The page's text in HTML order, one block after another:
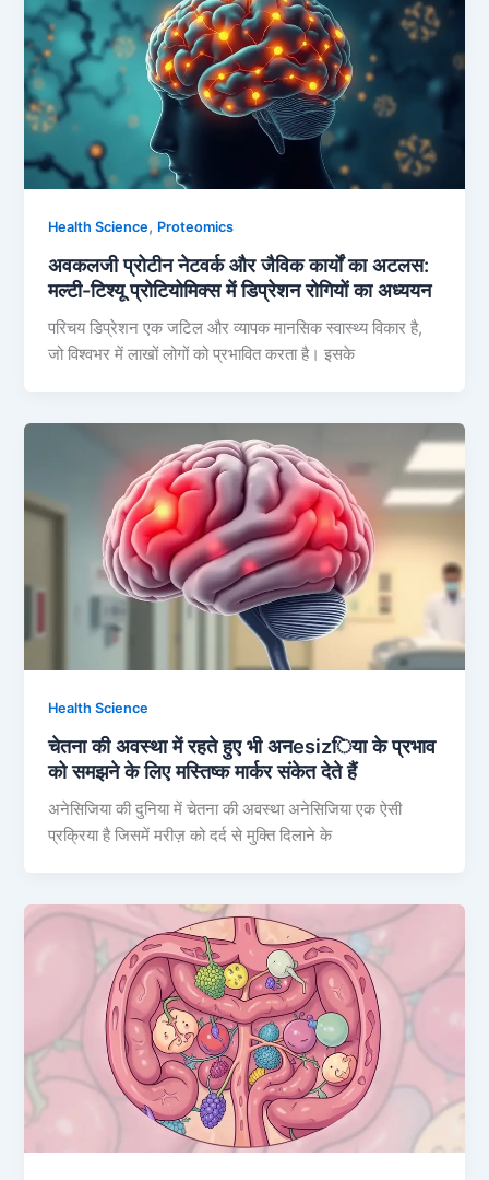
Health Science, Proteomics
अवकलजी प्रोटीन नेटवर्क और जैविक कार्यों का अटलस:
मल्टी-टिश्यू प्रोटियोमिक्स में डिप्रेशन रोगियों का अध्ययन
परिचय डिप्रेशन एक जटिल और व्यापक मानसिक स्वास्थ्य विकार है,
जो विश्वभर में लाखों लोगों को प्रभावित करता है। इसके
Health Science
चेतना की अवस्था में रहते हुए भी अनesizिया के प्रभाव
को समझने के लिए मस्तिष्क मार्कर संकेत देते हैं
अनेसिजिया की दुनिया में चेतना की अवस्था अनेसिजिया एक ऐसी
प्रक्रिया है जिसमें मरीज़ को दर्द से मुक्ति दिलाने के